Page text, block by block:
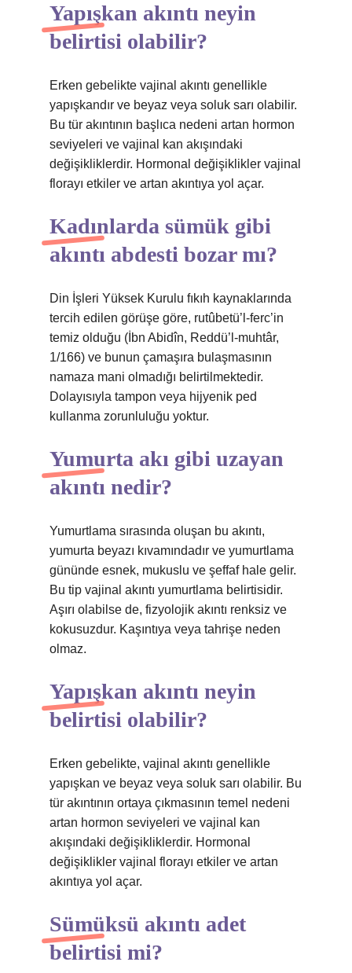
Yapışkan akıntı neyin
belirtisi olabilir?
Erken gebelikte vajinal akıntı genellikle
yapışkandır ve beyaz veya soluk sarı olabilir.
Bu tür akıntının başlıca nedeni artan hormon
seviyeleri ve vajinal kan akışındaki
değişikliklerdir. Hormonal değişiklikler vajinal
florayı etkiler ve artan akıntıya yol açar.
Kadınlarda sümük gibi
akıntı abdesti bozar mı?
Din İşleri Yüksek Kurulu fıkıh kaynaklarında
tercih edilen görüşe göre, rutûbetü’l-ferc’in
temiz olduğu (İbn Abidîn, Reddü’l-muhtâr,
1/166) ve bunun çamaşıra bulaşmasının
namaza mani olmadığı belirtilmektedir.
Dolayısıyla tampon veya hijyenik ped
kullanma zorunluluğu yoktur.
Yumurta akı gibi uzayan
akıntı nedir?
Yumurtlama sırasında oluşan bu akıntı,
yumurta beyazı kıvamındadır ve yumurtlama
gününde esnek, mukuslu ve şeffaf hale gelir.
Bu tip vajinal akıntı yumurtlama belirtisidir.
Aşırı olabilse de, fizyolojik akıntı renksiz ve
kokusuzdur. Kaşıntıya veya tahrişe neden
olmaz.
Yapışkan akıntı neyin
belirtisi olabilir?
Erken gebelikte, vajinal akıntı genellikle
yapışkan ve beyaz veya soluk sarı olabilir. Bu
tür akıntının ortaya çıkmasının temel nedeni
artan hormon seviyeleri ve vajinal kan
akışındaki değişikliklerdir. Hormonal
değişiklikler vajinal florayı etkiler ve artan
akıntıya yol açar.
Sümüksü akıntı adet
belirtisi mi?